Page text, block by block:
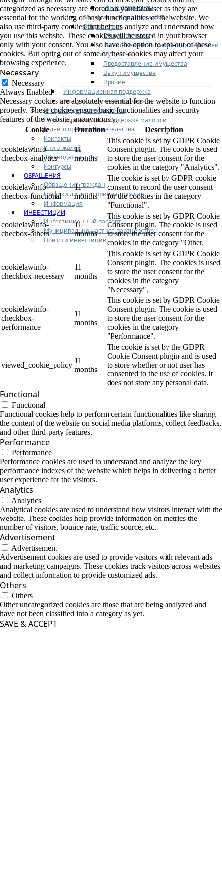
Иные документы
Материалы Корпорации МСП
Вопрос-ответ
Общие вопросы
Наполнение и актуализация перечней
имущества
Предоставление имущества
Выкуп имущества
Прочие
Информационная поддержка
Консультационная поддержка
Инфраструктура поддержки
Совет по развитию и поддержке малого и
среднего предпринимательства
Контакты
Книга жалоб
Законодательство
Конкурсы
ОБРАЩЕНИЯ
Обращения граждан
Графики личного приема граждан
Информация
ИНВЕСТИЦИИ
Инвестиционный паспорт
Муниципально-частное партнерство
Новости инвестиций
categorized as necessary are stored on your browser as they are
essential for the working of basic functionalities of the website. We
also use third-party cookies that help us analyze and understand how
you use this website. These cookies will be stored in your browser
only with your consent. You also have the option to opt-out of these
cookies. But opting out of some of these cookies may affect your
browsing experience.
Necessary
Necessary
Always Enabled
Necessary cookies are absolutely essential for the website to function
properly. These cookies ensure basic functionalities and security
features of the website, anonymously.
Cookie
Duration Description
cookielawinfo-
checbox-analytics
11
months
This cookie is set by GDPR Cookie
Consent plugin. The cookie is used
to store the user consent for the
cookies in the category "Analytics".
cookielawinfo-
checbox-functional
11
months
The cookie is set by GDPR cookie
consent to record the user consent
for the cookies in the category
"Functional".
cookielawinfo-
checbox-others
11
months
This cookie is set by GDPR Cookie
Consent plugin. The cookie is used
to store the user consent for the
cookies in the category "Other.
cookielawinfo-
checkbox-necessary
11
months
This cookie is set by GDPR Cookie
Consent plugin. The cookies is used
to store the user consent for the
cookies in the category
"Necessary".
cookielawinfo-
checkbox-
performance
11
months
This cookie is set by GDPR Cookie
Consent plugin. The cookie is used
to store the user consent for the
cookies in the category
"Performance".
viewed_cookie_policy
11
months
The cookie is set by the GDPR
Cookie Consent plugin and is used
to store whether or not user has
consented to the use of cookies. It
does not store any personal data.
Functional
Functional
Functional cookies help to perform certain functionalities like sharing
the content of the website on social media platforms, collect feedbacks,
and other third-party features.
Performance
Performance
Performance cookies are used to understand and analyze the key
performance indexes of the website which helps in delivering a better
user experience for the visitors.
Analytics
Analytics
Analytical cookies are used to understand how visitors interact with the
website. These cookies help provide information on metrics the
number of visitors, bounce rate, traffic source, etc.
Advertisement
Advertisement
Advertisement cookies are used to provide visitors with relevant ads
and marketing campaigns. These cookies track visitors across websites
and collect information to provide customized ads.
Others
Others
Other uncategorized cookies are those that are being analyzed and
have not been classified into a category as yet.
SAVE & ACCEPT